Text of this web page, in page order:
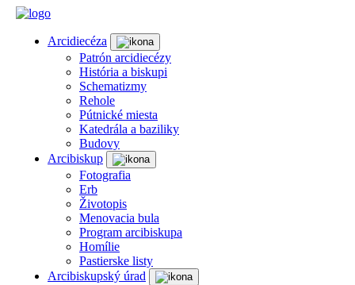
Arcidiecéza
Patrón arcidiecézy
História a biskupi
Schematizmy
Rehole
Pútnické miesta
Katedrála a baziliky
Budovy
Arcibiskup
Fotografia
Erb
Životopis
Menovacia bula
Program arcibiskupa
Homílie
Pastierske listy
Arcibiskupský úrad